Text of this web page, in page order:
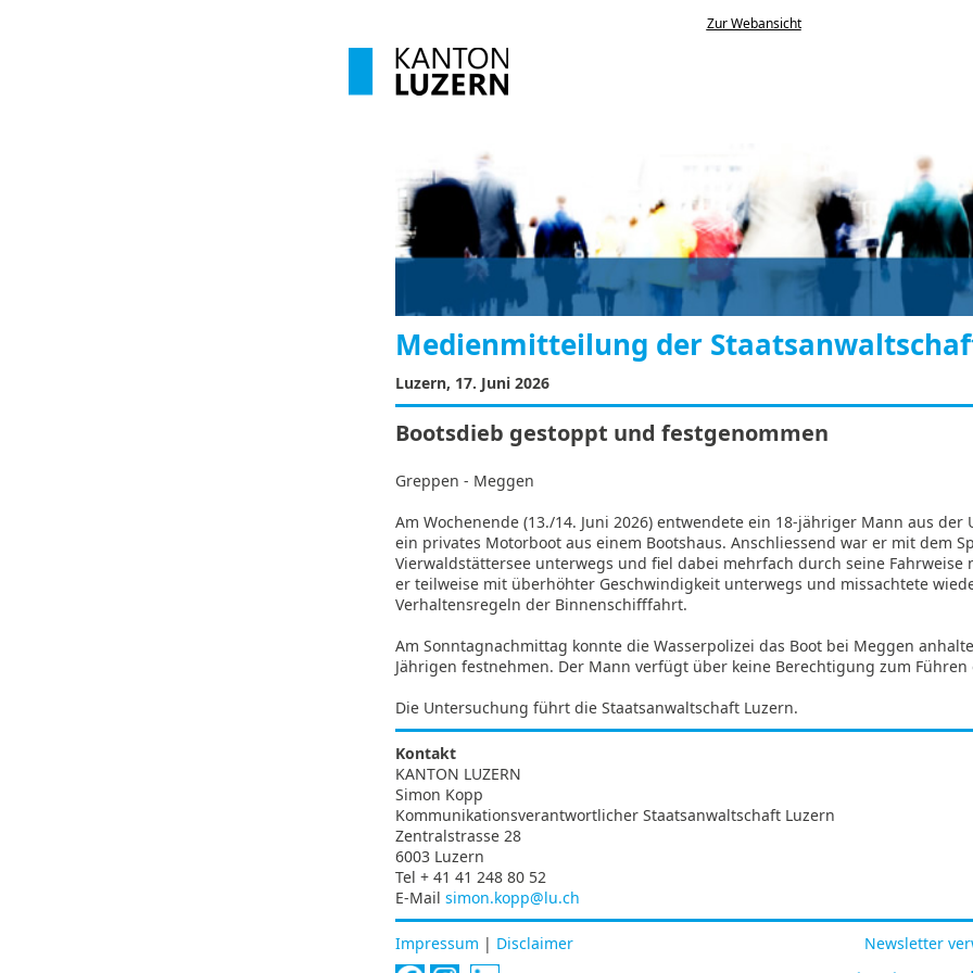
Zur Webansicht
Medienmitteilung der
Luzern, 17. Juni 2026
Bootsdieb gestoppt und festgenommen
Greppen - Meggen
Am Wochenende (13./14. Juni 2026) entwendete ein 18-jähriger Mann aus der
ein privates Motorboot aus einem Bootshaus. Anschliessend war er mit dem
Vierwaldstättersee unterwegs und fiel dabei mehrfach durch seine Fahrweise
er teilweise mit überhöhter Geschwindigkeit unterwegs und missachtete
Verhaltensregeln der Binnenschifffahrt.
Am Sonntagnachmittag konnte die Wasserpolizei das Boot bei Meggen
Jährigen festnehmen. Der Mann verfügt über keine Berechtigung zum Führen
Die Untersuchung führt die Staatsanwaltschaft Luzern.
Kontakt
KANTON LUZERN
Simon Kopp
Kommunikationsverantwortlicher Staatsanwaltschaft Luzern
Zentralstrasse 28
6003 Luzern
Tel + 41 41 248 80 52
E-Mail simon.kopp@lu.ch
Impressum | Disclaimer Newsletter